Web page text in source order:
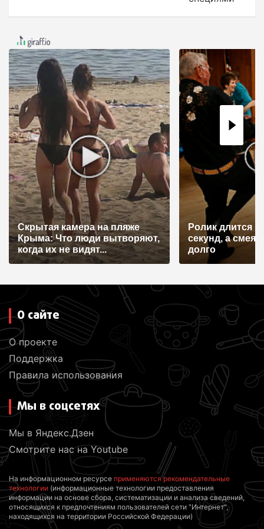
а
ц
и
я
п
о
з
а
п
и
с
я
м
Скрытая камера на пляже
Крыма: Что люди вытворяют,
когда их не видят...
Ролик длится
секунд, а
долго
О сайте
О проекте
Поддержка
Правила использования
Мы в соцсетях
Мы в Яндекс.Дзен
Смотрите нас на Youtube
На информационном ресурсе применяются рекомендательные
технологии (информационные технологии предоставления
информации на основе сбора, систематизации и анализа сведений,
относящихся к предпочтениям пользователей сети "Интернет",
находящихся на территории Российской Федерации)